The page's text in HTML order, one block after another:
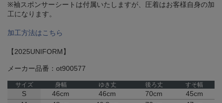
※袖スポンサーシートは付属いたしますが、圧着はお客様自身の加
工になります。
加工方法はこちら
【2025UNIFORM】
メーカー品番：ot900577
サイズ 身幅 ゆき丈 後ろ丈 すそ幅
S 46cm 46cm 70cm
45cm